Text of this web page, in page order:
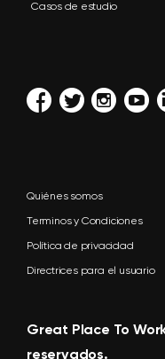
Casos de estudio
Quiénes somos
Terminos y Condiciones
Política de privacidad
Directrices para el usuario
Great Place To
reservados.